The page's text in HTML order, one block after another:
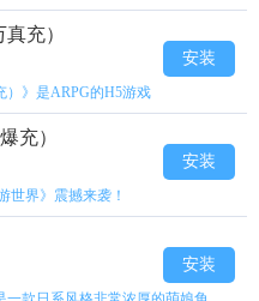
充）
）》是ARPG的H5游戏
安装
充）
世界》震撼来袭！
安装
安装